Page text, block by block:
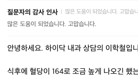
질문자의 감사 인사 많은 도움이 되었습니다. 고맙습
많은 도움이 되었습니다. 고맙습니다.
안녕하세요. 하이닥 내과 상담의 이학철입
식후에 혈당이 164로 조금 높게 나오긴 했